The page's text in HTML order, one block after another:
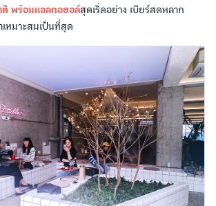
ติ พร้อมแอลกอฮอล์สุดเริ่ดอย่าง เบียร์สดหลาก
หมาะสมเป็นที่สุด